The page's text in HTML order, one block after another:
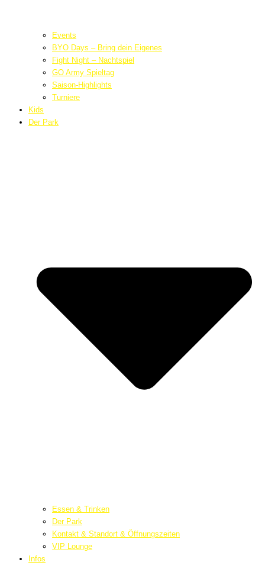
Events
BYO Days – Bring dein Eigenes
Fight Night – Nachtspiel
GO Army Spieltag
Saison-Highlights
Turniere
Kids
Der Park
Essen & Trinken
Der Park
Kontakt & Standort & Öffnungszeiten
VIP Lounge
Infos